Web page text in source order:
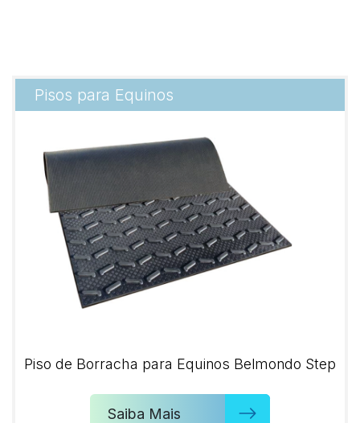
Pisos para Equinos
Piso de Borracha para Equinos Belmondo Step
Saiba Mais